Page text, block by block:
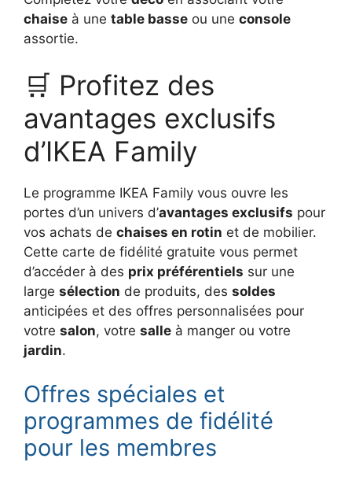
chaise à une table basse ou une console
assortie.
🛒 Profitez des
avantages exclusifs
d’IKEA Family
Le programme IKEA Family vous ouvre les
portes d’un univers d’avantages exclusifs pour
vos achats de chaises en rotin et de mobilier.
Cette carte de fidélité gratuite vous permet
d’accéder à des prix préférentiels sur une
large sélection de produits, des soldes
anticipées et des offres personnalisées pour
votre salon, votre salle à manger ou votre
jardin.
Offres spéciales et
programmes de fidélité
pour les membres